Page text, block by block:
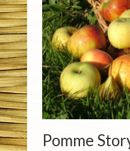
Pomme